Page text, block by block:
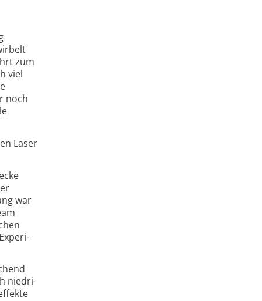
zum
viel
noch
Laser
war
niedri­